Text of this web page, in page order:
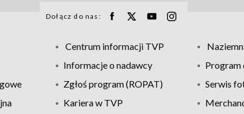
Dołącz do nas:
Centrum informacji TVP
Informacje o nadawcy
Program
Zgłoś program (ROPAT)
Serwis
Kariera w TVP